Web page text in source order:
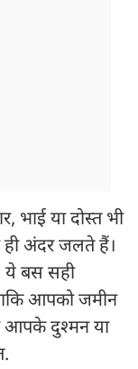
भाई या दोस्त भी
अंदर जलते हैं।
बस सही
आपको जमीन
आपके दुश्मन या